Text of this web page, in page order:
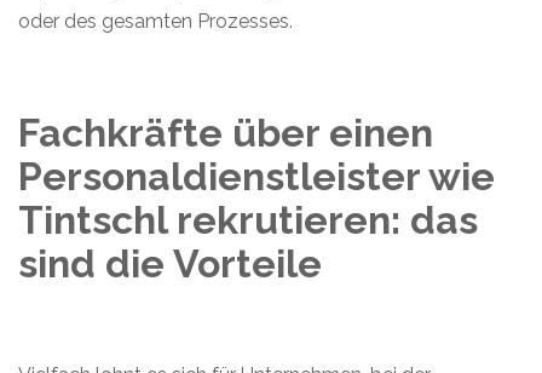
oder des gesamten Prozesses.
Fachkräfte über einen
Personaldienstleister wie
Tintschlrekrutieren: das
sind die Vorteile